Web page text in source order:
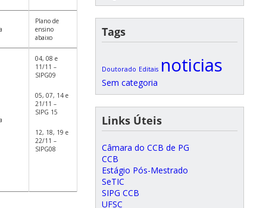
Plano de
ensino
abaixo
04, 08 e
11/11 –
SIPG09
05, 07, 14 e
21/11 –
SIPG 15
12, 18, 19 e
22/11 –
SIPG08
Tags
Doutorado Editais noticias
Sem categoria
Links Úteis
Câmara do CCB de PG
CCB
Estágio Pós-Mestrado
SeTIC
SIPG CCB
UFSC